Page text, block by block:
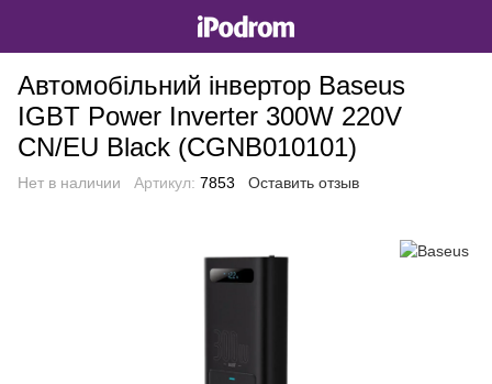
Автомобільний інвертор Baseus
IGBT Power Inverter 300W 220V
CN/EU Black (CGNB010101)
Нет в наличии Артикул: 7853 Оставить отзыв